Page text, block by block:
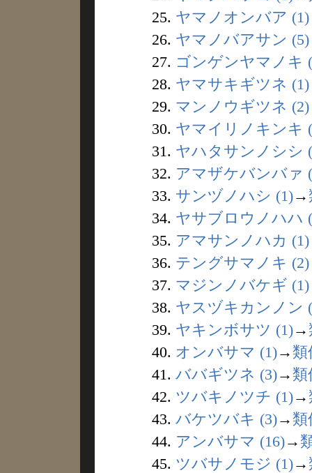
25. ヤマノオンバア (1)
26. ヤマノバアサン (5)
27. ゴンゲンヤマノキ
28. ヤマサキギツネ (1)
29. マンノウギツネ (2)
30. ヤマイリノキンキ
31. ヤハタサンノシシ
32. アマザケバンバァ
33. サンヅノハシ (1)→
34. ヤサブロウノハハ
35. アマサンノハカ (1)
36. テングサマノキ (2)
37. マジンノバケギ (1)
38. ヤスヅキカンノン
39. ヤキンボサツ (1)→
40. オンバサマ (1)→ 類
41. ババギツネ (3)→ 類
42. ツバキノツチ (1)→
43. バケツバキ (3)→ 類
44. アンバサマ (16)→
45. ツバサノモジ (1)→